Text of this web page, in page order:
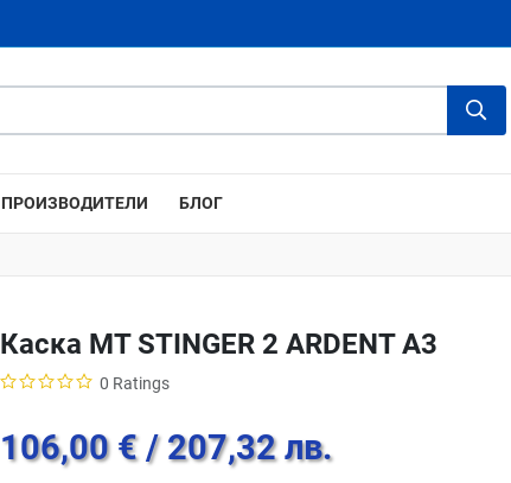
ПРОИЗВОДИТЕЛИ БЛОГ
Каска MT STINGER 2 ARDENT A3
0 Ratings
106,00 € / 207,32 лв.